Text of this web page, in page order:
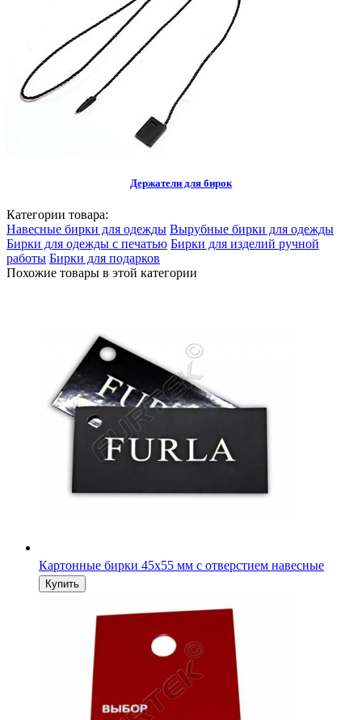
Держатели для бирок
Категории товара:
Навесные бирки для одежды Вырубные бирки для одежды
Бирки для одежды с печатью Бирки для изделий ручной
работы Бирки для подарков
Похожие товары в этой категории
Картонные бирки 45х55 мм с отверстием навесные